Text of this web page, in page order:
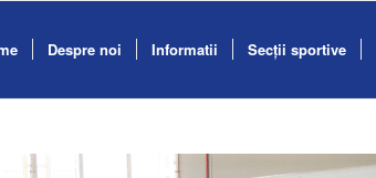
Despre noi Informatii Secții sportive